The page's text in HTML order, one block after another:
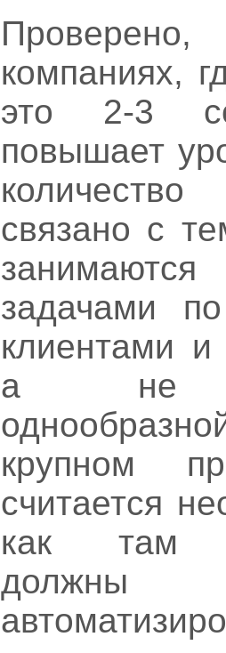
компаниях,
это 2-3
повышает
связано с
занимаются
задачами
клиентами и
а не
крупном
считается
как там